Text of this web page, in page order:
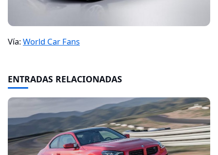
Vía:World Car Fans
ENTRADAS RELACIONADAS